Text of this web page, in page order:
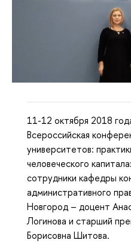
11-12 октября 2018
Всероссийская
университетов:
человеческого
сотрудники кафедры
административного
Новгород – доцент
Логинова и старший
Борисовна Шитова.